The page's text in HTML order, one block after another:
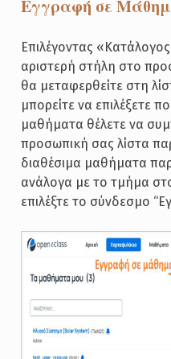
Εγγραφή σε
Επιλέγοντας
αριστερή στήλη στο
θα μεταφερθείτε στη
μπορείτε να επιλέξετε
μαθήματα θέλετε να
προσωπική σας λίστα
διαθέσιμα μαθήματα
ανάλογα με το τμήμα
επιλέξτε το σύνδεσμο